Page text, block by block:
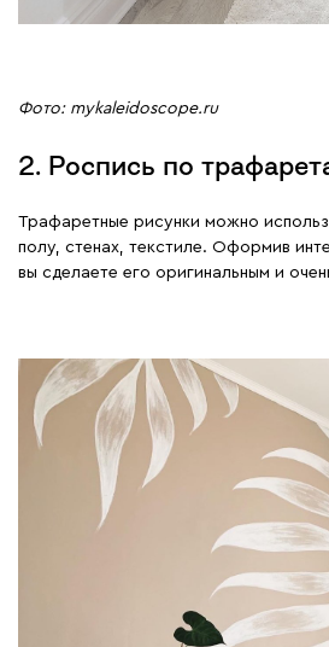
Фото: mykaleidoscope.ru
2. Роспись по
Трафаретные рисунки можно
полу, стенах, текстиле. Оформив
вы сделаете его оригинальным и